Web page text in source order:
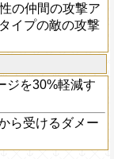
の仲間の攻撃ア
イプの敵の攻撃
ジを30%軽減す
ら受けるダメー